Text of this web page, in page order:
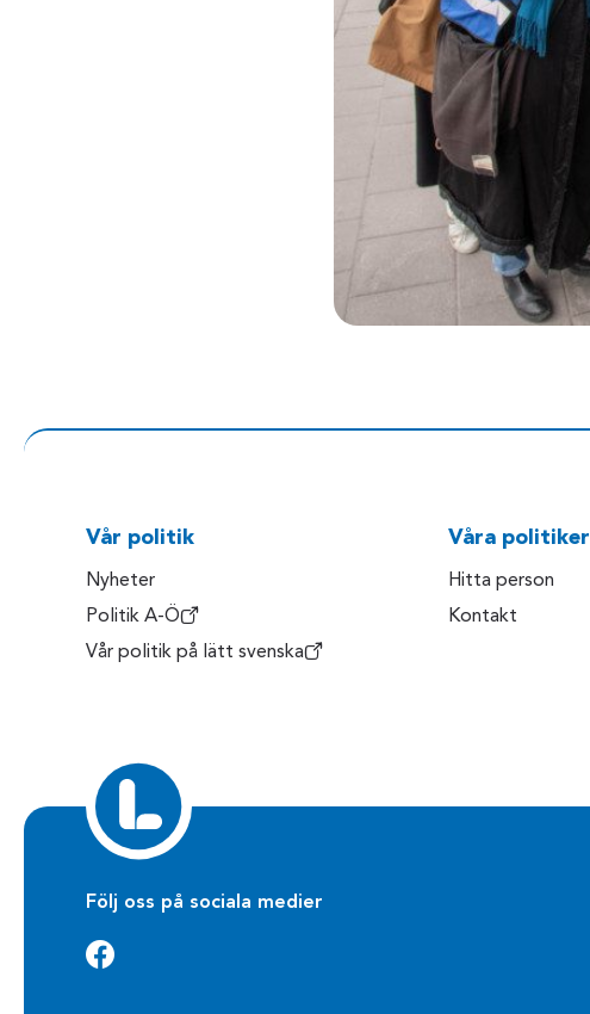
Vår politik
Nyheter
Politik A-Ö
Vår politik på lätt svenska
Våra politiker
Hitta person
Kontakt
Följ oss på sociala medier